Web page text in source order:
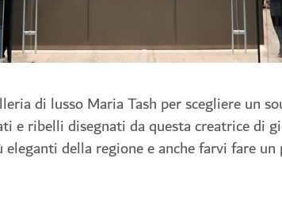
di lusso Maria Tash per scegliere un
e ribelli disegnati da questa creatrice di
della regione e anche farvi fare un